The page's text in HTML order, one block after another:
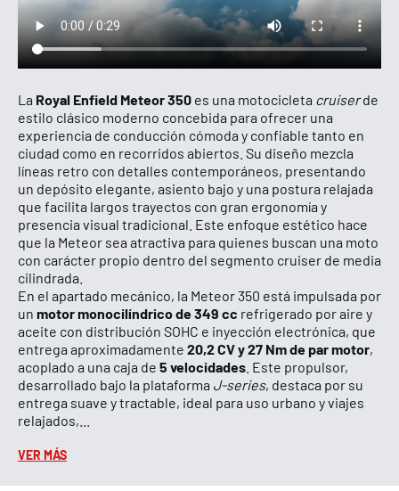
La Royal Enfield Meteor 350 es una motocicleta cruiserde
estilo clásico moderno concebida para ofrecer una
experiencia de conducción cómoda y confiable tanto en
ciudad como en recorridos abiertos. Su diseño mezcla
líneas retro con detalles contemporáneos, presentando
un depósito elegante, asiento bajo y una postura relajada
que facilita largos trayectos con gran ergonomía y
presencia visual tradicional. Este enfoque estético hace
que la Meteor sea atractiva para quienes buscan una moto
con carácter propio dentro del segmento cruiser de media
cilindrada.
En el apartado mecánico, la Meteor 350 está impulsada por
un motor monocilíndrico de 349 cc refrigerado por aire y
aceite con distribución SOHC e inyección electrónica, que
entrega aproximadamente 20,2 CV y 27 Nm de par motor,
acoplado a una caja de 5 velocidades . Este propulsor,
desarrollado bajo la plataforma J‑series, destaca por su
entrega suave y tractable, ideal para uso urbano y viajes
relajados,...
VER MÁS